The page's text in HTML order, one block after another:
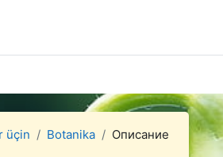
üçin Botanika Описание